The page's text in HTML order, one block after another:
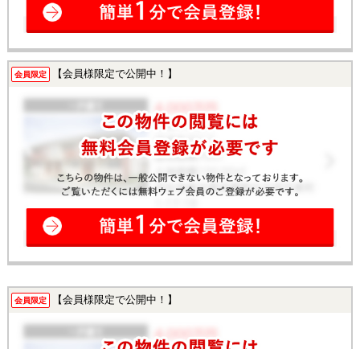
会員限定 【会員様限定で公開中！】
会員限定 【会員様限定で公開中！】